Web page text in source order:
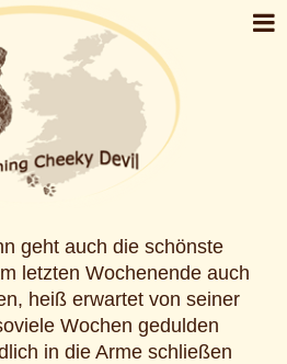
geht auch die schönste
letzten Wochenende auch
heiß erwartet von seiner
Wochen gedulden
in die Arme schließen